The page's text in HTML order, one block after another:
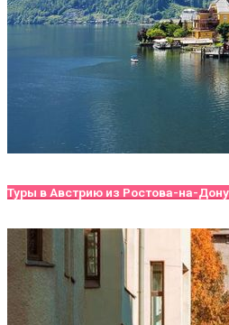
Туры в Австрию из Ростова-на-Дону